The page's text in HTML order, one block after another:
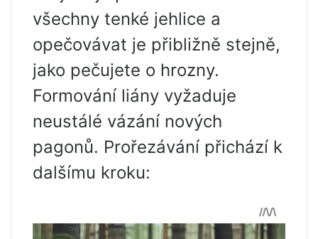
všechny tenké jehlice a
opečovávat je přibližně stejně,
jako pečujete o hrozny.
Formování liány vyžaduje
neustálé vázání nových
pagonů. Prořezávání přichází k
dalšímu kroku: